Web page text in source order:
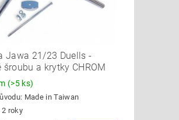
Jawa 21/23 Duells -
šroubu a krytky CHROM
(>5 ks)
Made in Taiwan
2 roky